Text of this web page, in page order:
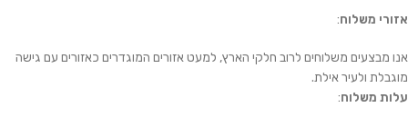
אזורי משלוח:
אנו מבצעים משלוחים לרוב חלקי הארץ, למעט אזורים המוגדרים כאזורים עם גישה
מוגבלת ולעיר אילת.
עלות משלוח: